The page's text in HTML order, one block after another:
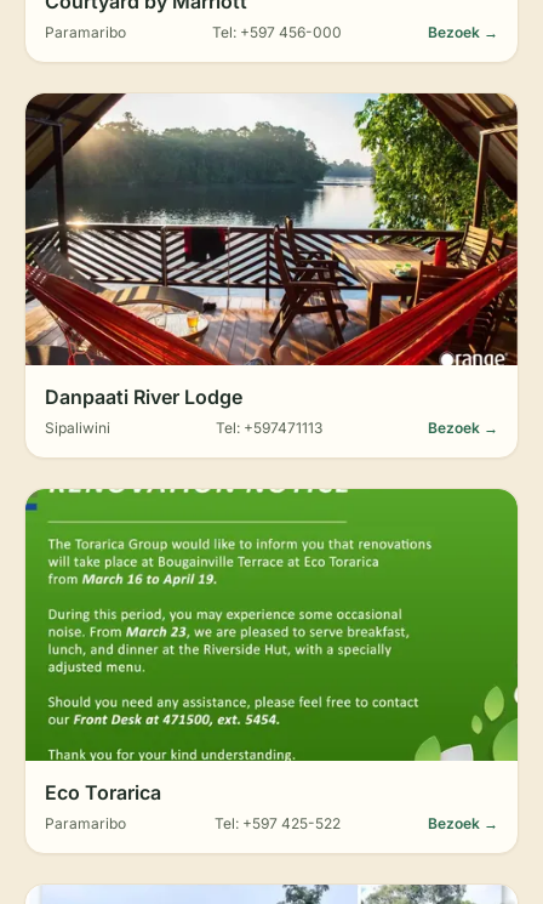
Paramaribo Tel: +597 456-000 Bezoek →
Danpaati River Lodge
Sipaliwini Tel: +597471113 Bezoek →
Eco Torarica
Paramaribo Tel: +597 425-522 Bezoek →